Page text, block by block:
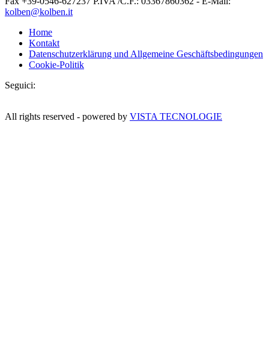
kolben@kolben.it
Home
Kontakt
Datenschutzerklärung und Allgemeine Geschäftsbedingungen
Cookie-Politik
Seguici:
All rights reserved - powered by VISTA TECNOLOGIE